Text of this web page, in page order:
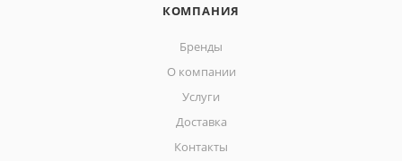
КОМПАНИЯ
Бренды
О компании
Услуги
Доставка
Контакты